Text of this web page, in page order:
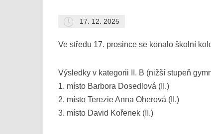
17. 12. 2025
Ve středu 17. prosince se konalo školní
Výsledky v kategorii II. B (nižší stupeň
1. místo Barbora Dosedlová (II.)
2. místo Terezie Anna Oherová (II.)
3. místo David Kořenek (II.)